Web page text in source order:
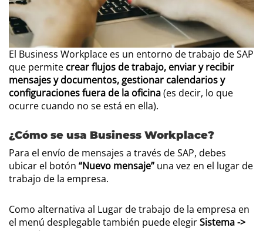
El Business Workplace es un entorno de trabajo de SAP
que permite crear flujos de trabajo, enviar y recibir
mensajes y documentos, gestionar calendarios y
configuraciones fuera de la oficina(es decir, lo que
ocurre cuando no se está en ella).
¿Cómo se usa Business Workplace?
Para el envío de mensajes a través de SAP, debes
ubicar el botón “Nuevo mensaje” una vez en el lugar de
trabajo de la empresa.
Como alternativa al Lugar de trabajo de la empresa en
el menú desplegable también puede elegirSistema ->